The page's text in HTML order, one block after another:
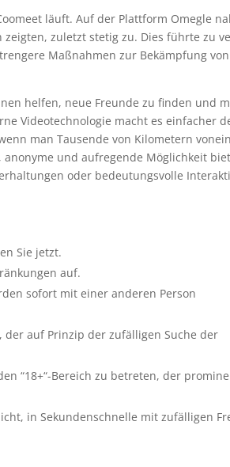
läuft. Auf der Plattform Omegle
zuletzt stetig zu. Dies führte zu
Maßnahmen zur Bekämpfung von
helfen, neue Freunde zu finden und
Videotechnologie macht es einfacher
man Tausende von Kilometern
und aufregende Möglichkeit
oder bedeutungsvolle
Sie jetzt.
auf.
sofort mit einer anderen Person
auf Prinzip der zufälligen Suche der
“18+“-Bereich zu betreten, der
in Sekundenschnelle mit zufälligen